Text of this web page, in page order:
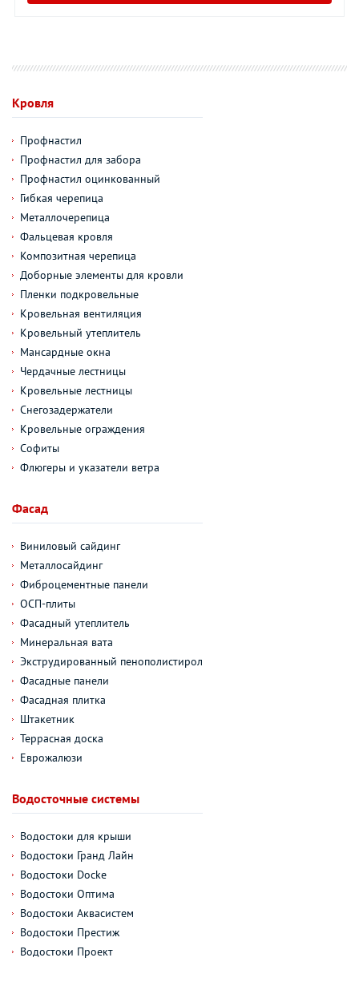
Кровля
Профнастил
Профнастил для забора
Профнастил оцинкованный
Гибкая черепица
Металлочерепица
Фальцевая кровля
Композитная черепица
Доборные элементы для кровли
Пленки подкровельные
Кровельная вентиляция
Кровельный утеплитель
Мансардные окна
Чердачные лестницы
Кровельные лестницы
Снегозадержатели
Кровельные ограждения
Софиты
Флюгеры и указатели ветра
Фасад
Виниловый сайдинг
Металлосайдинг
Фиброцементные панели
ОСП-плиты
Фасадный утеплитель
Минеральная вата
Экструдированный пенополистирол
Фасадные панели
Фасадная плитка
Штакетник
Террасная доска
Еврожалюзи
Водосточные системы
Водостоки для крыши
Водостоки Гранд Лайн
Водостоки Docke
Водостоки Оптима
Водостоки Аквасистем
Водостоки Престиж
Водостоки Проект